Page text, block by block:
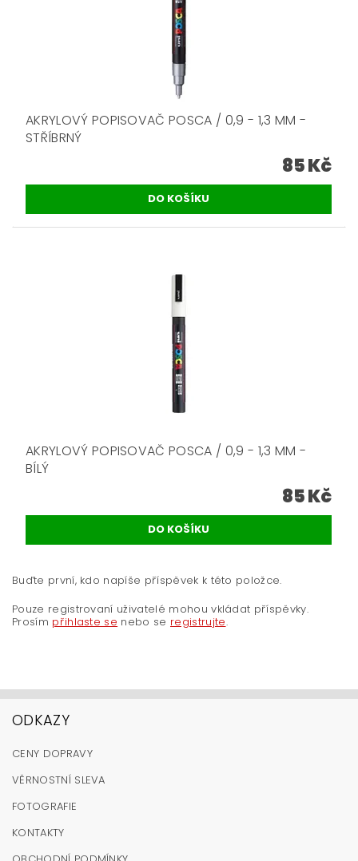
AKRYLOVÝ POPISOVAČ POSCA / 0,9 - 1,3 MM -
STŘÍBRNÝ
85 Kč
AKRYLOVÝ POPISOVAČ POSCA / 0,9 - 1,3 MM -
BÍLÝ
85 Kč
Buďte první, kdo napíše příspěvek k této položce.
Pouze registrovaní uživatelé mohou vkládat příspěvky.
Prosím přihlaste se nebo se registrujte.
ODKAZY
CENY DOPRAVY
VĚRNOSTNÍ SLEVA
FOTOGRAFIE
KONTAKTY